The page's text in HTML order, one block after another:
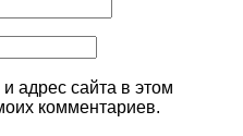
адрес сайта в этом
комментариев.